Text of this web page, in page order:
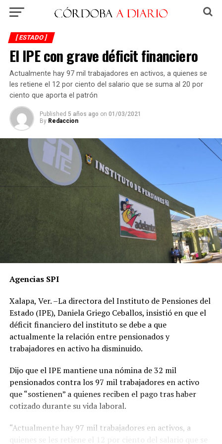
[ ESTADO ]
El IPE con grave déficit financiero
Actualmente hay 97 mil trabajadores en activos, a quienes se
les retiene el 12 por ciento del salario que se suma al 20 por
ciento que aporta el patrón
Published 5 años ago on 01/03/2021
By Redaccion
Agencias SPI
Xalapa, Ver. –La directora del Instituto de Pensiones del
Estado (IPE), Daniela Griego Ceballos, insistió en que el
déficit financiero del instituto se debe a que
actualmente la relación entre pensionados y
trabajadores en activo ha disminuido.
Dijo que el IPE mantiene una nómina de 32 mil
pensionados contra los 97 mil trabajadores en activo
que “sostienen” a quienes reciben el pago tras haber
cotizado durante su vida laboral.
“Actualmente hay 97 mil trabajadores en activos, a
quienes se les retiene el 12 por ciento del salario que se